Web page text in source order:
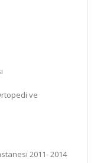
ve
2011- 2014